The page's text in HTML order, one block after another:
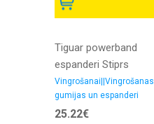
Tiguar powerband
espanderi Stiprs
Vingrošanai||Vingrošanas
gumijas un espanderi
25.22€